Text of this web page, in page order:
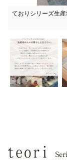
ておりシリーズ生